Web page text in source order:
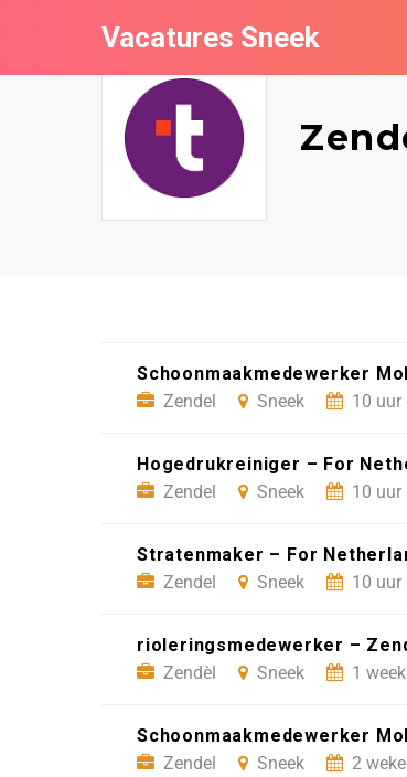
Vacatures Sneek
Schoonmaakmedewerker
Zendel
Sneek 10 uur
Hogedrukreiniger – For
Zendel
Sneek 10 uur
Stratenmaker – For
Zendel
Sneek 10 uur
rioleringsmedewerker –
Zendèl
Sneek 1
Schoonmaakmedewerker
Zendel
Sneek 2